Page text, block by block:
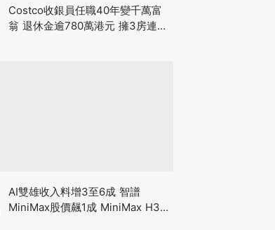
Costco收銀員任職40年變千萬富
翁 退休金逾780萬港元 擁3房連泳
AI雙雄收入料增3至6成 智譜
MiniMax股價飆1成 MiniMax H3